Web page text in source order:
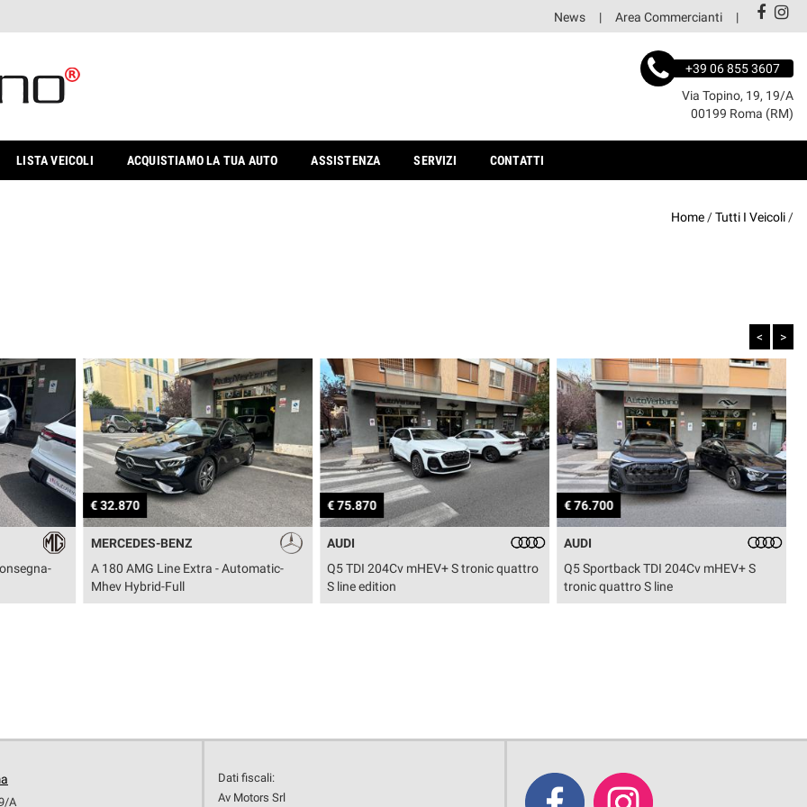
News Area Commercianti
+39 06 855 3607
Via Topino, 19, 19/A
00199 Roma (RM)
LISTA VEICOLI ACQUISTIAMO LA TUA AUTO ASSISTENZA SERVIZI CONTATTI
Home /Tutti I Veicoli /
< >
€ 32.870
MERCEDES-BENZ
A 180 AMG Line Extra - Automatic-
Mhev Hybrid-Full
€ 75.870
AUDI
Q5 TDI 204Cv mHEV+ S tronic quattro
S line edition
€ 76.700
AUDI
Q5 Sportback TDI 204Cv mHEV+ S
tronic quattro S line
A
Dati fiscali:
Av Motors Srl